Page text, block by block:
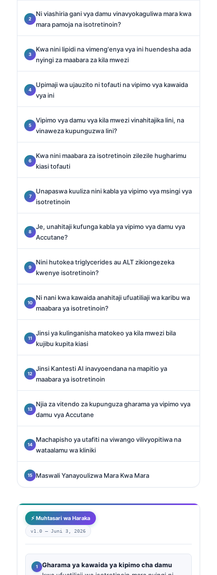
Ni viashiria gani vya damu vinavyokaguliwa mara kwa
mara pamoja na isotretinoin?
Kwa nini lipidi na vimeng'enya vya ini huendesha ada
nyingi za maabara za kila mwezi
Upimaji wa ujauzito ni tofauti na vipimo vya kawaida
vya ini
Vipimo vya damu vya kila mwezi vinahitajika lini, na
vinaweza kupunguzwa lini?
Kwa nini maabara za isotretinoin zilezile hugharimu
kiasi tofauti
Unapaswa kuuliza nini kabla ya vipimo vya msingi vya
isotretinoin
Je, unahitaji kufunga kabla ya vipimo vya damu vya
Accutane?
Nini hutokea triglycerides au ALT zikiongezeka
kwenye isotretinoin?
Ni nani kwa kawaida anahitaji ufuatiliaji wa karibu wa
maabara ya isotretinoin?
Jinsi ya kulinganisha matokeo ya kila mwezi bila
kujibu kupita kiasi
Jinsi Kantesti AI inavyoendana na mapitio ya
maabara ya isotretinoin
Njia za vitendo za kupunguza gharama ya vipimo vya
damu vya Accutane
Machapisho ya utafiti na viwango vilivyopitiwa na
wataalamu wa kliniki
Maswali Yanayoulizwa Mara Kwa Mara
⚡ Muhtasari wa Haraka
v1.0 — Juni 3, 2026
Gharama ya kawaida ya kipimo cha damu